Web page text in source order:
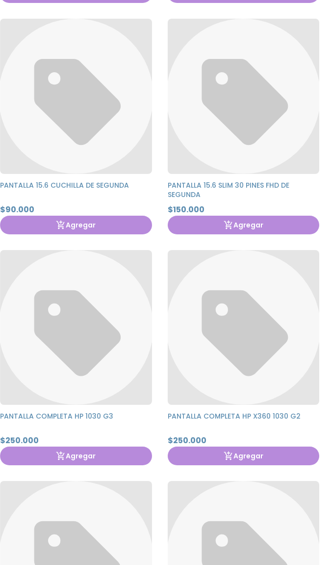
PANTALLA 15.6 CUCHILLA DE SEGUNDA
$90.000
Agregar
PANTALLA 15.6 SLIM 30 PINES FHD DE
SEGUNDA
$150.000
Agregar
PANTALLA COMPLETA HP 1030 G3
$250.000
Agregar
PANTALLA COMPLETA HP X360 1030 G2
$250.000
Agregar